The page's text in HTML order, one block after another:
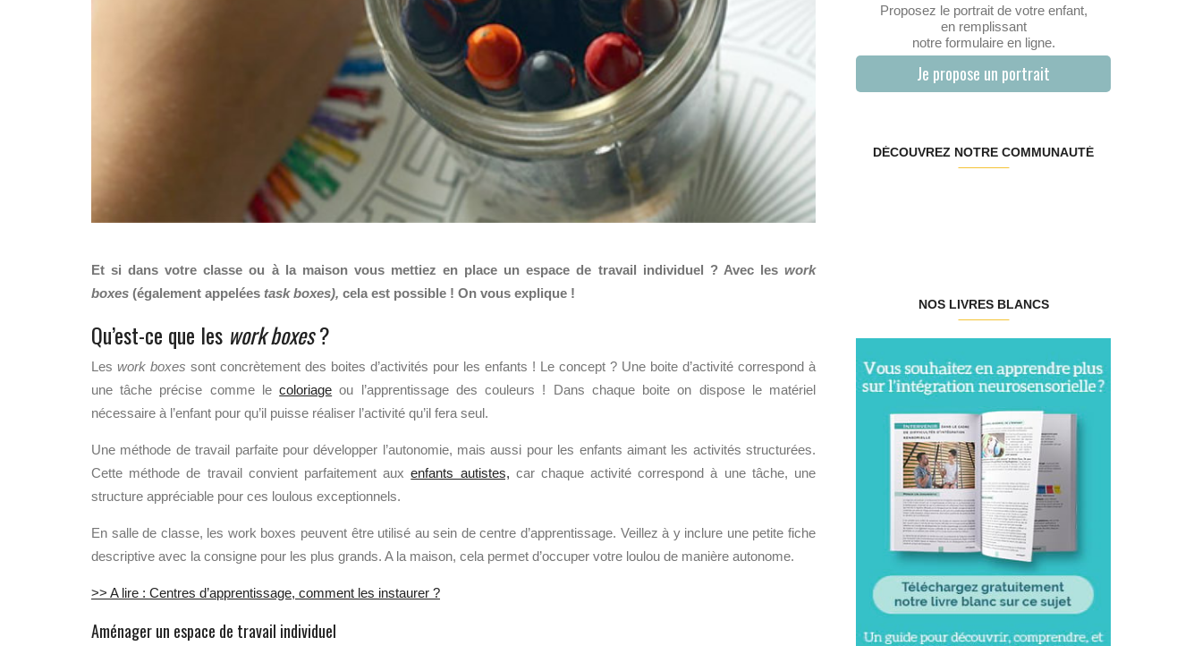
Et si dans votre classe ou à la maison vous mettiez en place un espace de travail individuel ? Avec les work
boxes (également appelées task boxes), cela est possible ! On vous explique !
Qu’est-ce que les work boxes?
Les work boxes sont concrètement des boites d’activités pour les enfants ! Le concept ? Une boite d’activité correspond à
une tâche précise comme lecoloriage ou l’apprentissage des couleurs ! Dans chaque boite on dispose le matériel
nécessaire à l’enfant pour qu’il puisse réaliser l’activité qu’il fera seul.
Une méthode de travail parfaite pour développer l’autonomie, mais aussi pour les enfants aimant les activités structurées.
Cette méthode de travail convient parfaitement auxenfants autistes, car chaque activité correspond à une tâche, une
structure appréciable pour ces loulous exceptionnels.
En salle de classe, les work boxes peuvent être utilisé au sein de centre d’apprentissage. Veillez à y inclure une petite fiche
descriptive avec la consigne pour les plus grands. A la maison, cela permet d’occuper votre loulou de manière autonome.
>> A lire : Centres d’apprentissage, comment les instaurer ?
Aménager un espace de travail individuel
Proposez le portrait de votre enfant,
en remplissant
notre formulaire en ligne.
Je propose un portrait
DÉCOUVREZ NOTRE COMMUNAUTÉ
NOS LIVRES BLANCS